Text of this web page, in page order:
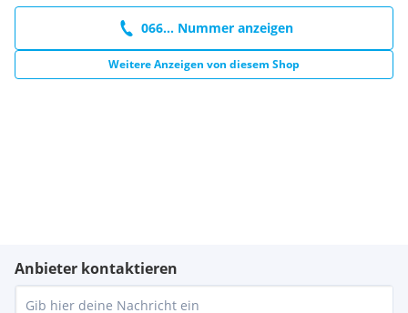
066... Nummer anzeigen
Weitere Anzeigen von diesem Shop
Anbieter kontaktieren